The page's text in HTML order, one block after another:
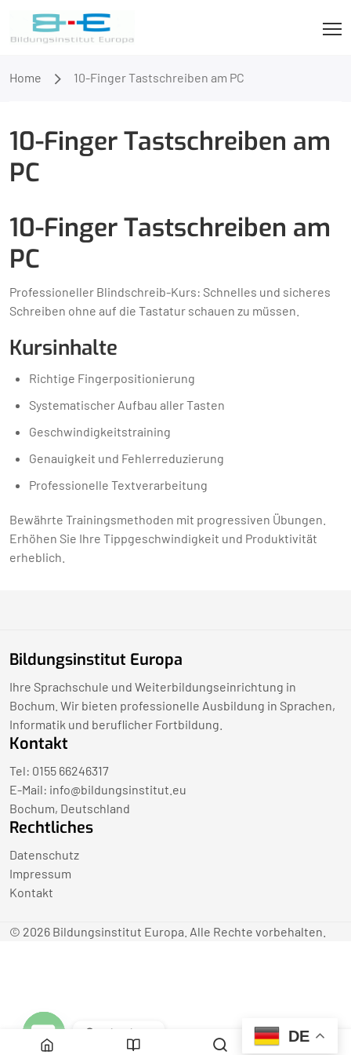
Home 10-Finger Tastschreiben am PC
10-Finger Tastschreiben am
PC
10-Finger Tastschreiben am
PC
Professioneller Blindschreib-Kurs: Schnelles und sicheres
Schreiben ohne auf die Tastatur schauen zu müssen.
Kursinhalte
Richtige Fingerpositionierung
Systematischer Aufbau aller Tasten
Geschwindigkeitstraining
Genauigkeit und Fehlerreduzierung
Professionelle Textverarbeitung
Bewährte Trainingsmethoden mit progressiven Übungen.
Erhöhen Sie Ihre Tippgeschwindigkeit und Produktivität
erheblich.
Bildungsinstitut Europa
Ihre Sprachschule und Weiterbildungseinrichtung in
Bochum. Wir bieten professionelle Ausbildung in Sprachen,
Informatik und beruflicher Fortbildung.
Kontakt
Tel: 0155 66246317
E-Mail: info@bildungsinstitut.eu
Bochum, Deutschland
Rechtliches
Datenschutz
Impressum
Kontakt
© 2026 Bildungsinstitut Europa. Alle Rechte vorbehalten.
DE
Contact us